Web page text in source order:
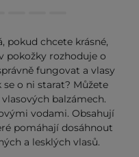
pokud chcete krásné,
pokožky rozhoduje o
fungovat a vlasy
se o ni starat? Můžete
balzámech.
vodami. Obsahují
pomáhají dosáhnout
a lesklých vlasů.